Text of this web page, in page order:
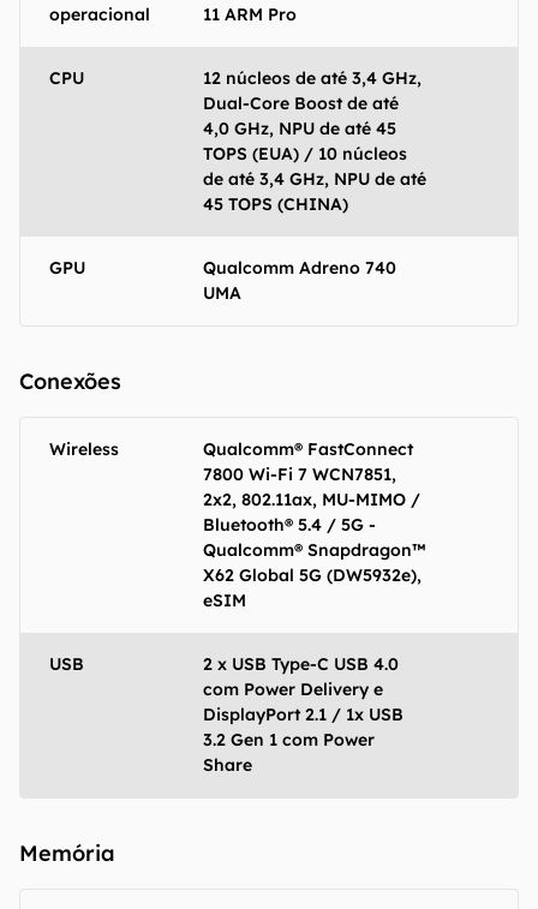
operacional
11 ARM Pro
CPU
12 núcleos de até 3,4 GHz,
Dual-Core Boost de até
4,0 GHz, NPU de até 45
TOPS (EUA) / 10 núcleos
de até 3,4 GHz, NPU de até
45 TOPS (CHINA)
GPU
Qualcomm Adreno 740
UMA
Conexões
Wireless
Qualcomm® FastConnect
7800 Wi-Fi 7 WCN7851,
2x2, 802.11ax, MU-MIMO /
Bluetooth® 5.4 / 5G -
Qualcomm® Snapdragon™
X62 Global 5G (DW5932e),
eSIM
USB
2 x USB Type-C USB 4.0
com Power Delivery e
DisplayPort 2.1 / 1x USB
3.2 Gen 1 com Power
Share
Memória
os resultados obtidos com o uso dessas
precisão, detalhes, variações ou em relação
aos resultados obtidos com o uso dessas